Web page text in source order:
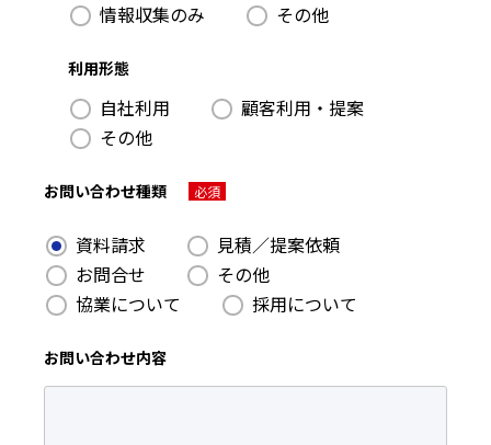
情報収集のみ
その他
利用形態
自社利用
顧客利用・提案
その他
お問い合わせ種類 必須
資料請求
見積／提案依頼
お問合せ
その他
協業について
採用について
お問い合わせ内容